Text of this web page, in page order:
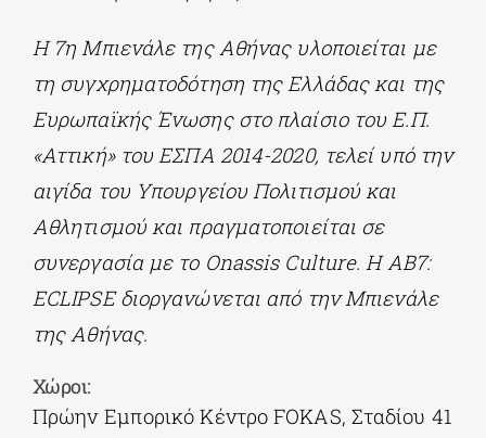
H 7η Μπιενάλε της Αθήνας υλοποιείται με
τη συγχρηματοδότηση της Ελλάδας και της
Ευρωπαϊκής Ένωσης στο πλαίσιο του Ε.Π.
«Αττική» του ΕΣΠΑ 2014-2020, τελεί υπό την
αιγίδα του Υπουργείου Πολιτισμού και
Αθλητισμού και πραγματοποιείται σε
συνεργασία με το Onassis Culture. ΗAB7:
ECLIPSE διοργανώνεται απότηνΜπιενάλε
τηςΑθήνας.
Χώροι:
Πρώην Εμπορικό Κέντρο FOKAS, Σταδίου 41